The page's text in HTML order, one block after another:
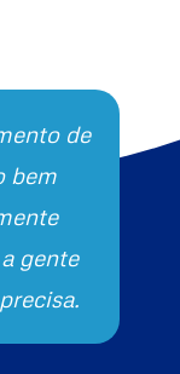
de
bem
gente